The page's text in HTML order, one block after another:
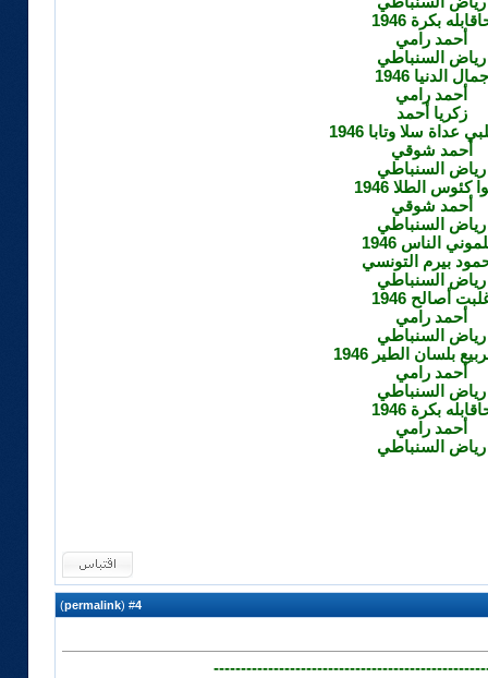
بكرة 1946
أحمد رامي
رياض السنباطي
جمال الدنيا 1946
أحمد رامي
زكريا أحمد
عداة سلا وتابا 1946
أحمد شوقي
رياض السنباطي
كئوس الطلا 1946
أحمد شوقي
رياض السنباطي
الناس 1946
بيرم التونسي
رياض السنباطي
أصالح 1946
أحمد رامي
رياض السنباطي
بلسان الطير 1946
أحمد رامي
رياض السنباطي
بكرة 1946
أحمد رامي
رياض السنباطي
#
4
(
permalink
)